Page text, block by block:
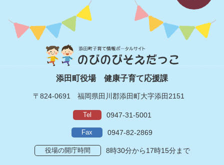
添田町役場 健康子育て応援課
〒824-0691 福岡県田川郡添田町大字添田2151
Tel 0947-31-5001
Fax 0947-82-2869
役場の開庁時間 8時30分から17時15分まで